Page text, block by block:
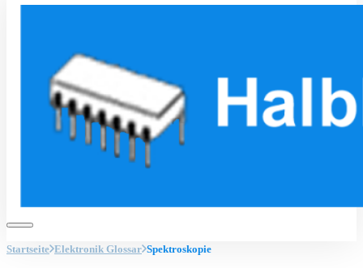
Startseite Elektronik Glossar Spektroskopie